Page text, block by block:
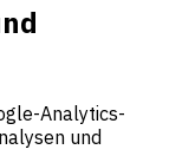
Analytics-
und